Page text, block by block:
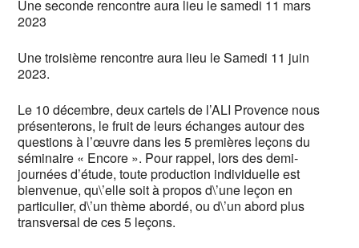
Une seconde rencontre aura lieu le samedi 11 mars
2023
Une troisième rencontre aura lieu le Samedi 11 juin
2023.
Le 10 décembre, deux cartels de l’ALI Provence nous
présenterons, le fruit de leurs échanges autour des
questions à l’œuvre dans les 5 premières leçons du
séminaire « Encore ». Pour rappel, lors des demi-
journées d’étude, toute production individuelle est
bienvenue, qu\’elle soit à propos d\’une leçon en
particulier, d\’un thème abordé, ou d\’un abord plus
transversal de ces 5 leçons.